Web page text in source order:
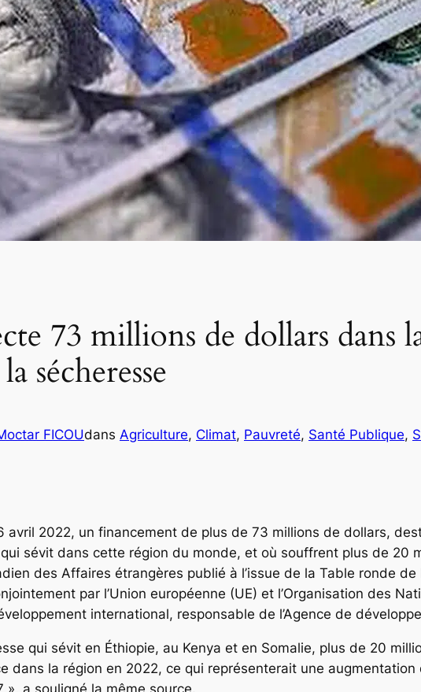
73 millions de dollars dans
sécheresse
FICOUdans Agriculture, Climat, Pauvreté, Santé Publique,
avril 2022, un financement de plus de 73 millions de dollars,
sévit dans cette région du monde, et où souffrent plus de 20
des Affaires étrangères publié à l’issue de la Table ronde
par l’Union européenne (UE) et l’Organisation des
international, responsable de l’Agence de
qui sévit en Éthiopie, au Kenya et en Somalie, plus de 20
dans la région en 2022, ce qui représenterait une
a souligné la même source.